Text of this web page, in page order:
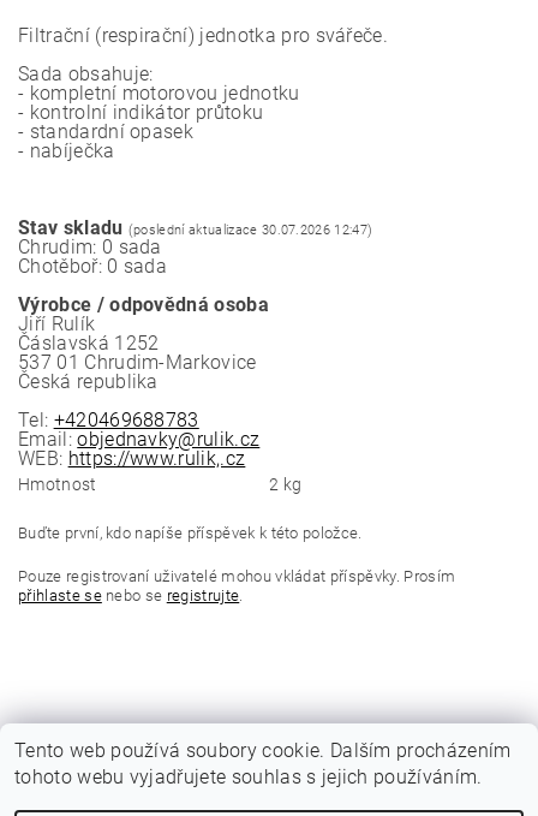
Filtrační (respirační) jednotka pro svářeče.
Sada obsahuje:
- kompletní motorovou jednotku
- kontrolní indikátor průtoku
- standardní opasek
- nabíječka
Stav skladu (poslední aktualizace 30.07.2026 12:47)
Chrudim: 0 sada
Chotěboř: 0 sada
Výrobce / odpovědná osoba
Jiří Rulík
Čáslavská 1252
537 01 Chrudim-Markovice
Česká republika
Tel: +420469688783
Email:objednavky@rulik.cz
WEB: https://www.rulik,.cz
Hmotnost 2 kg
Buďte první, kdo napíše příspěvek k této položce.
Pouze registrovaní uživatelé mohou vkládat příspěvky. Prosím
přihlaste senebo se registrujte.
Katalogy Autogen Chotěboř Původní eshop rulik.cz
Tento web používá soubory cookie. Dalším procházením
tohoto webu vyjadřujete souhlas s jejich používáním.